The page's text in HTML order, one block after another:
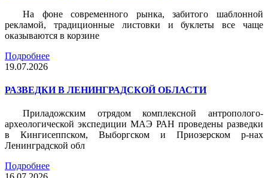
На фоне современного рынка, забитого шаблонной
рекламой, традиционные листовки и буклеты все чаще
оказываются в корзине
Подробнее
19.07.2026
РАЗВЕДКИ В ЛЕНИНГРАДСКОЙ ОБЛАСТИ
Приладожским отрядом комплексной антрополого-
археологической экспедиции МАЭ РАН проведены разведки
в Кингисеппском, Выборгском и Приозерском р-нах
Ленинградской обл
Подробнее